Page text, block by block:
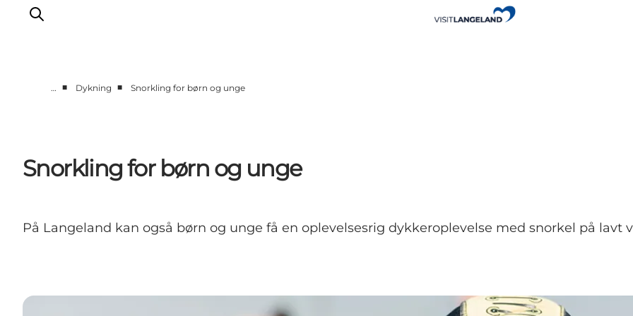
Outdoor
Overnatning
… ■ Dykning ■ Snorkling for børn og unge
Snorkling for børn og unge
På Langeland kan også børn og unge få en oplevelsesrig dykkeroplevelse med snorkel på lavt